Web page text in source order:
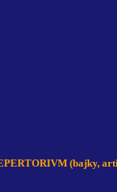
(bajky,